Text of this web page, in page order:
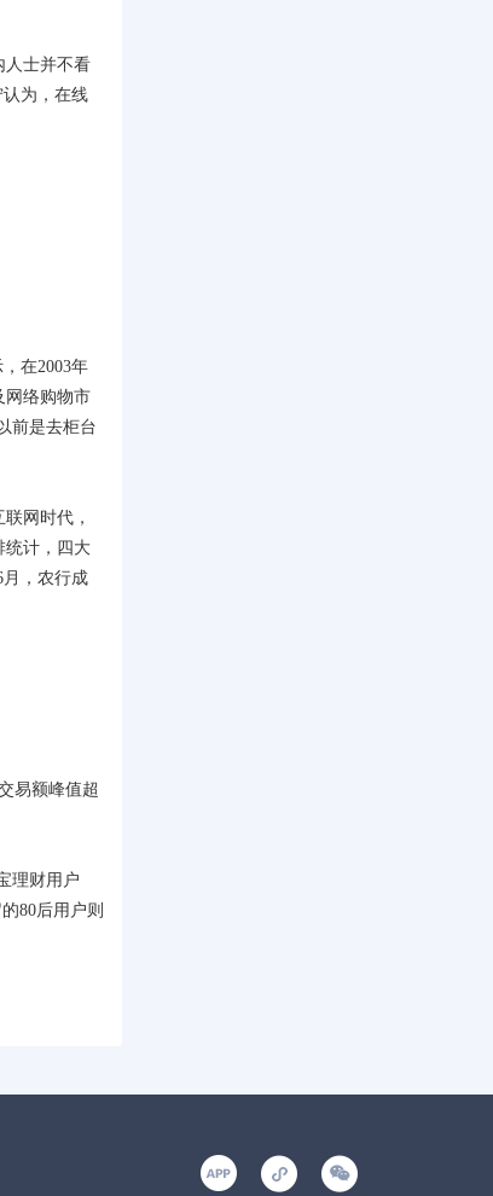
士并不看
为，在线
在2003年
网络购物市
前是去柜台
网时代，
统计，四大
月，农行成
易额峰值超
理财用户
80后用户则